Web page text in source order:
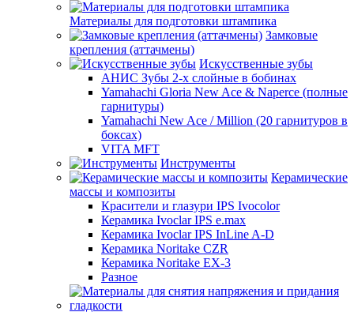
Материалы для подготовки штампика
Замковые
крепления (аттачмены)
Искусственные зубы
АНИС Зубы 2-х слойные в бобинах
Yamahachi Gloria New Ace & Naperce (полные
гарнитуры)
Yamahachi New Ace / Million (20 гарнитуров в
боксах)
VITA MFT
Инструменты
Керамические
массы и композиты
Красители и глазури IPS Ivocolor
Керамика Ivoclar IPS e.max
Керамика Ivoclar IPS InLine A-D
Керамика Noritake CZR
Керамика Noritake EX-3
Разное